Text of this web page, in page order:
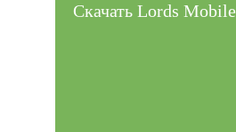
Скачать Lords Mobile